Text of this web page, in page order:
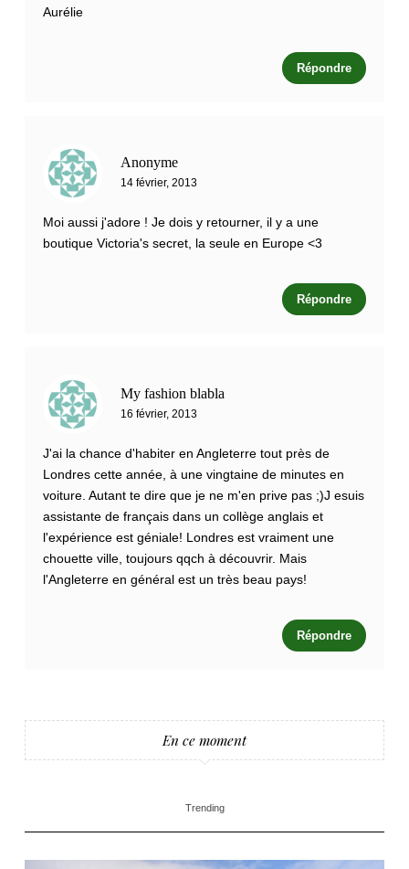
Aurélie
Répondre
Anonyme
14 février, 2013
Moi aussi j'adore ! Je dois y retourner, il y a une
boutique Victoria's secret, la seule en Europe <3
Répondre
My fashion blabla
16 février, 2013
J'ai la chance d'habiter en Angleterre tout près de
Londres cette année, à une vingtaine de minutes en
voiture. Autant te dire que je ne m'en prive pas ;)J esuis
assistante de français dans un collège anglais et
l'expérience est géniale! Londres est vraiment une
chouette ville, toujours qqch à découvrir. Mais
l'Angleterre en général est un très beau pays!
Répondre
En ce moment
Trending